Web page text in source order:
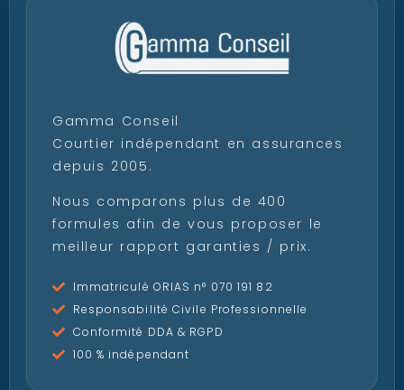
Gamma Conseil
Courtier indépendant en assurances
depuis 2005.
Nous comparons plus de 400
formules afin de vous proposer le
meilleur rapport garanties / prix.
Immatriculé ORIAS n° 070 191 82
Responsabilité Civile Professionnelle
Conformité DDA & RGPD
100 % indépendant